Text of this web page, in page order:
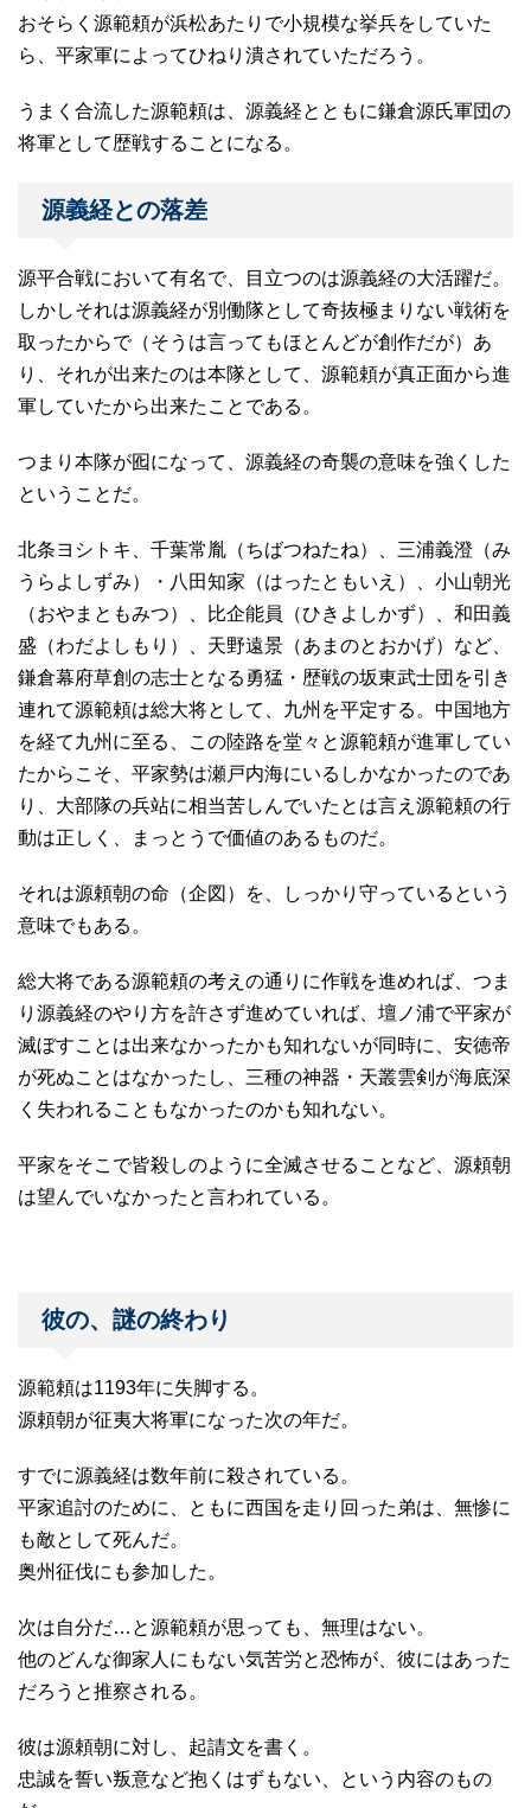
おそらく源範頼が浜松あたりで小規模な挙兵をしていた
ら、平家軍によってひねり潰されていただろう。
うまく合流した源範頼は、源義経とともに鎌倉源氏軍団の
将軍として歴戦することになる。
源義経との落差
源平合戦において有名で、目立つのは源義経の大活躍だ。
しかしそれは源義経が別働隊として奇抜極まりない戦術を
取ったからで（そうは言ってもほとんどが創作だが）あ
り、それが出来たのは本隊として、源範頼が真正面から進
軍していたから出来たことである。
つまり本隊が囮になって、源義経の奇襲の意味を強くした
ということだ。
北条ヨシトキ、千葉常胤（ちばつねたね）、三浦義澄（み
うらよしずみ）・八田知家（はったともいえ）、小山朝光
（おやまともみつ）、比企能員（ひきよしかず）、和田義
盛（わだよしもり）、天野遠景（あまのとおかげ）など、
鎌倉幕府草創の志士となる勇猛・歴戦の坂東武士団を引き
連れて源範頼は総大将として、九州を平定する。中国地方
を経て九州に至る、この陸路を堂々と源範頼が進軍してい
たからこそ、平家勢は瀬戸内海にいるしかなかったのであ
り、大部隊の兵站に相当苦しんでいたとは言え源範頼の行
動は正しく、まっとうで価値のあるものだ。
それは源頼朝の命（企図）を、しっかり守っているという
意味でもある。
総大将である源範頼の考えの通りに作戦を進めれば、つま
り源義経のやり方を許さず進めていれば、壇ノ浦で平家が
滅ぼすことは出来なかったかも知れないが同時に、安徳帝
が死ぬことはなかったし、三種の神器・天叢雲剣が海底深
く失われることもなかったのかも知れない。
平家をそこで皆殺しのように全滅させることなど、源頼朝
は望んでいなかったと言われている。
彼の、謎の終わり
源範頼は1193年に失脚する。
源頼朝が征夷大将軍になった次の年だ。
すでに源義経は数年前に殺されている。
平家追討のために、ともに西国を走り回った弟は、無惨に
も敵として死んだ。
奥州征伐にも参加した。
次は自分だ…と源範頼が思っても、無理はない。
他のどんな御家人にもない気苦労と恐怖が、彼にはあった
だろうと推察される。
彼は源頼朝に対し、起請文を書く。
忠誠を誓い叛意など抱くはずもない、という内容のもの